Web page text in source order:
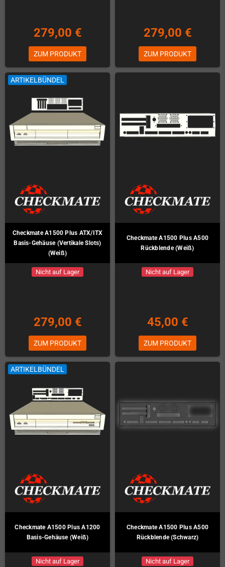
279,00 €
ZUM PRODUKT
279,00 €
ZUM PRODUKT
ARTIKELBÜNDEL
Checkmate A1500 Plus ATX/ITX
Basis-Gehäuse (Vertikale Slots)
(Weiß)
Nicht auf Lager
279,00 €
ZUM PRODUKT
Checkmate A1500 Plus A500
Rückblende (Weiß)
Nicht auf Lager
45,00 €
ZUM PRODUKT
ARTIKELBÜNDEL
Checkmate A1500 Plus A1200
Basis-Gehäuse (Weiß)
Nicht auf Lager
Checkmate A1500 Plus A500
Rückblende (Schwarz)
Nicht auf Lager